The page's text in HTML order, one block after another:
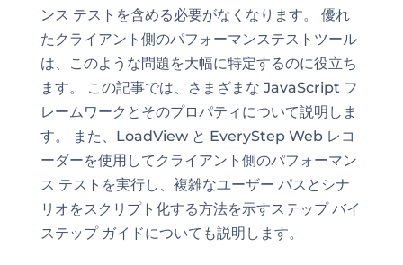
ンス テストを含める必要がなくなります。 優れ
たクライアント側のパフォーマンステスト ツール
は、このような問題を大幅に特定するのに役立ち
ます。 この記事では、さまざまな JavaScript フ
レームワークとそのプロパティについて説明しま
す。 また、LoadView と EveryStep Web レコ
ーダーを使用してクライアント側のパフォーマン
ス テスト を実行し、複雑なユーザー パスとシナ
リオをスクリプト化する方法を示すステップバイ
ステップ ガイドについても説明します。